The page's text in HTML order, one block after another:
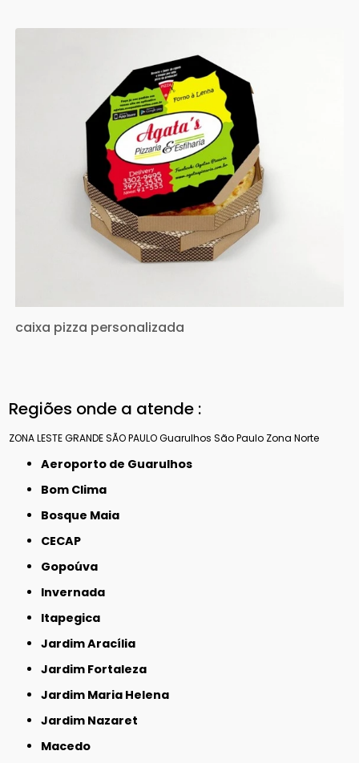
caixa pizza personalizada
Regiões onde a atende :
ZONA LESTEGRANDE SÃO PAULOGuarulhos São Paulo Zona Norte
Aeroporto de Guarulhos
Bom Clima
Bosque Maia
CECAP
Gopoúva
Invernada
Itapegica
Jardim Aracília
Jardim Fortaleza
Jardim Maria Helena
Jardim Nazaret
Macedo